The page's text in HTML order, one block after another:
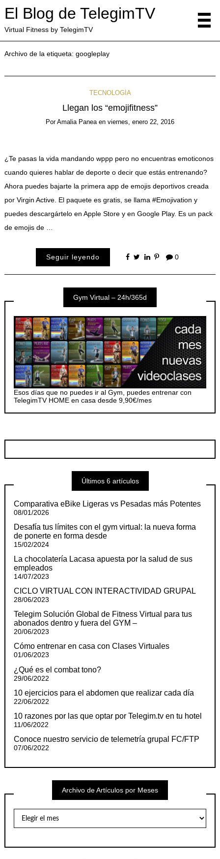
El Blog de TelegimTV
Virtual Fitness by TelegimTV
Archivo de la etiqueta: googleplay
TECNOLOGÍA
Llegan los “emojifitness”
PorAmalia Panea en viernes, enero 22, 2016
¿Te pasas la vida mandando wppp pero no encuentras emoticonos
cuando quieres hablar de deporte o decir que estás entrenando?
Ahora puedes bajarte la primera app de emojis deportivos creada
por Virgin Active. El paquete es gratis, se llama #Emojivation y
puedes descargártelo en Apple Store y en Google Play. Es un pack
de emojis de …
Seguir leyendo 0
Gym Virtual – 24h/365d
Esos días que no puedes ir al Gym, puedes entrenar con
TelegimTV HOME en casa desde 9,90€/mes
Últimos 6 artículos
Comparativa eBike Ligeras vs Pesadas más Potentes
08/01/2026
Desafía tus límites con el gym virtual: la nueva forma
de ponerte en forma desde
15/02/2024
La chocolatería Lacasa apuesta por la salud de sus
empleados
14/07/2023
CICLO VIRTUAL CON INTERACTIVIDAD GRUPAL
28/06/2023
Telegim Solución Global de Fitness Virtual para tus
abonados dentro y fuera del GYM –
20/06/2023
Cómo entrenar en casa con Clases Virtuales
01/06/2023
¿Qué es el combat tono?
29/06/2022
10 ejercicios para el abdomen que realizar cada día
22/06/2022
10 razones por las que optar por Telegim.tv en tu hotel
11/06/2022
Conoce nuestro servicio de telemetría grupal FC/FTP
07/06/2022
Archivo de Artículos por Meses
Artículos